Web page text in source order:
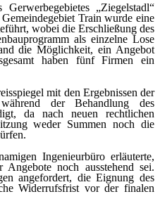
„Ziegelstadl“
Train wurde eine
wobei die Erschließung des
als einzelne Lose
die Möglichkeit, ein Angebot
haben fünf Firmen ein
mit den Ergebnissen der
der Behandlung des
da nach neuen rechtlichen
weder Summen noch die
Ingenieurbüro erläuterte,
noch ausstehend sei.
angefordert, die Eignung des
Widerrufsfrist vor der finalen